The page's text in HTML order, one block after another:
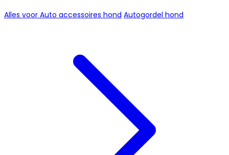
Alles voor Auto accessoires hond Autogordel hond